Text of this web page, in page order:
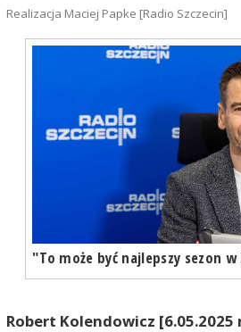
Realizacja Maciej Papke [Radio Szczecin]
"To może być najlepszy sezon
Robert Kolendowicz [6.05.2025